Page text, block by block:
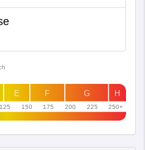
125 150 175 200 225 250+
H
G
F
E